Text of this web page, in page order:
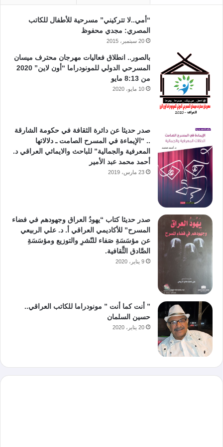
“أمي..لا تتركيني” مسرحية للأطفال للكاتب
المصري: مجدي محفوظ
20 سبتمبر، 2015
بالصور.. انطلاق فعاليات مهرجان محترف ميسان
المسرحي الدولي للمونودراما “أون لاين” 2020
من 8:13 مايو
10 مايو، 2020
صدر حديثا عن دائرة الثقافة في حكومة الشارقة
.. “الإيماءة في المسرح الصامت ـ دلالاتها
المعرفية والجمالية” للباحث والايمائي العراقي د.
أحمد محمد عبد الأمير
23 مارس، 2019
صدر حديثا كتاب “يهودُ العراق وجهودهم في فضاء
المسرح” للأكاديمي العراقي أ. د. علي الربيعي
عن مؤسَسَةِ صَفاء للنّشرِ والتوزيع ومؤسَسَةِ
الصَّادق الثَّقافية.
9 يناير، 2020
” أنت كما أنت ” مونودراما للكاتب العراقي..
حسين السلمان
20 يناير، 2020